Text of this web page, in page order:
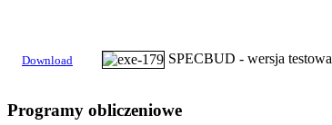
Download SPECBUD - wersja testowa
Programy obliczeniowe